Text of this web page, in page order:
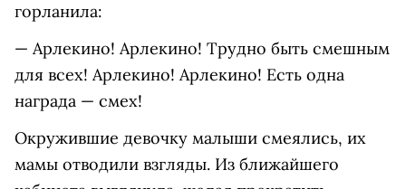
горланила:
— Арлекино! Арлекино! Трудно быть смешным
для всех! Арлекино! Арлекино! Есть одна
награда — смех!
Окружившие девочку малыши смеялись, их
мамы отводили взгляды. Из ближайшего